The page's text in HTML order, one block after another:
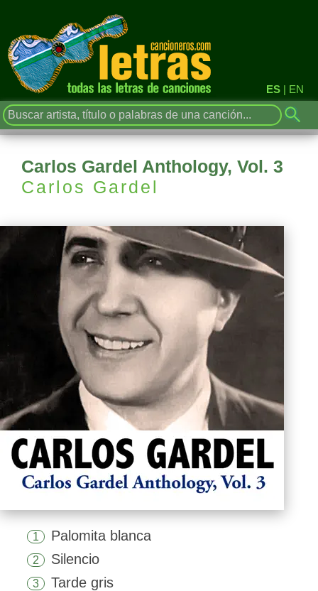
ES | EN
Carlos Gardel Anthology, Vol. 3
Carlos Gardel
1 Palomita blanca
2 Silencio
3 Tarde gris